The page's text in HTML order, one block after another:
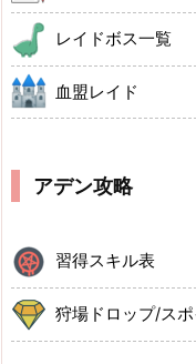
レイドボス一覧
血盟レイド
アデン攻略
習得スキル表
狩場ドロップ/ス